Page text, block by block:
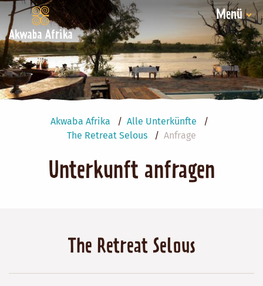
Akwaba Afrika
Menü
Akwaba Afrika
Alle Unterkünfte
The Retreat Selous
Anfrage
Unterkunft anfragen
The Retreat Selous